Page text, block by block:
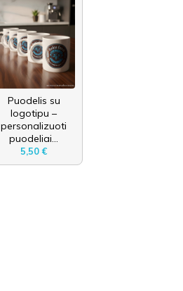
Puodelis su
logotipu –
personalizuoti
puodeliai...
5,50 €